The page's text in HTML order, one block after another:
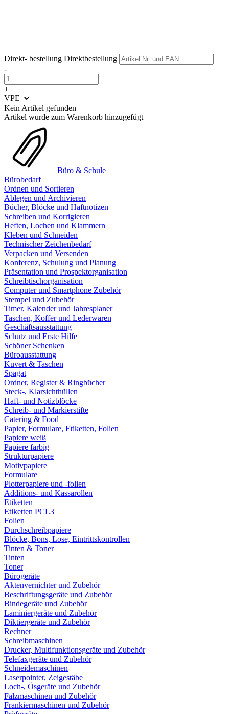
Direkt- bestellung Direktbestellung
-
+
VPE
Kein Artikel gefunden
Artikel wurde zum Warenkorb hinzugefügt
Büro & Schule
Bürobedarf
Ordnen und Sortieren
Ablegen und Archivieren
Bücher, Blöcke und Haftnotizen
Schreiben und Korrigieren
Heften, Lochen und Klammern
Kleben und Schneiden
Technischer Zeichenbedarf
Verpacken und Versenden
Konferenz, Schulung und Planung
Präsentation und Prospektorganisation
Schreibtischorganisation
Computer und Smartphone Zubehör
Stempel und Zubehör
Timer, Kalender und Jahresplaner
Taschen, Koffer und Lederwaren
Geschäftsausstattung
Schutz und Erste Hilfe
Schöner Schenken
Büroausstattung
Kuvert & Taschen
Spagat
Ordner, Register & Ringbücher
Steck-, Klarsichthüllen
Haft- und Notizblöcke
Schreib- und Markierstifte
Catering & Food
Papier, Formulare, Etiketten, Folien
Papiere weiß
Papiere farbig
Strukturpapiere
Motivpapiere
Formulare
Plotterpapiere und -folien
Additions- und Kassarollen
Etiketten
Etiketten PCL3
Folien
Durchschreibpapiere
Blöcke, Bons, Lose, Eintrittskontrollen
Tinten & Toner
Tinten
Toner
Bürogeräte
Aktenvernichter und Zubehör
Beschriftungsgeräte und Zubehör
Bindegeräte und Zubehör
Laminiergeräte und Zubehör
Diktiergeräte und Zubehör
Rechner
Schreibmaschinen
Drucker, Multifunktionsgeräte und Zubehör
Telefaxgeräte und Zubehör
Schneidemaschinen
Laserpointer, Zeigestäbe
Loch-, Ösgeräte und Zubehör
Falzmaschinen und Zubehör
Frankiermaschinen und Zubehör